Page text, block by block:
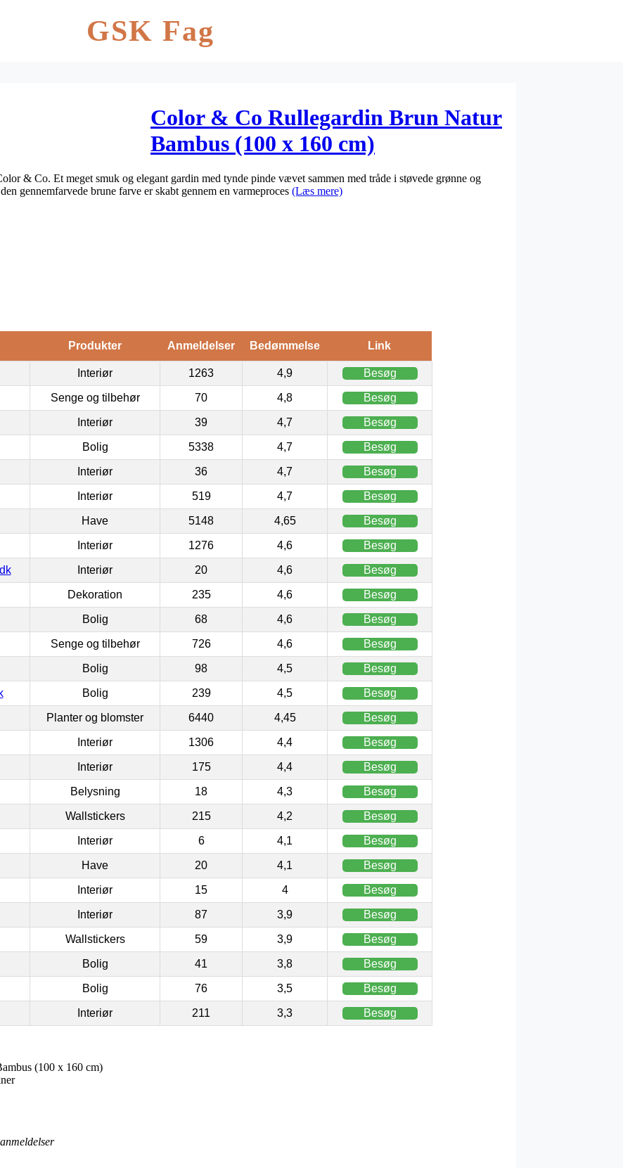
GSK Fag
Color & Co Rullegardin Brun Natur
Bambus (100 x 160 cm)
& Co. Et meget smuk og elegant gardin med tynde pinde vævet sammen med tråde i støvede grønne og
gennemfarvede brune farve er skabt gennem en varmeproces (Læs mere)
Produkter Anmeldelser Bedømmelse Link
Interiør 1263 4,9 Besøg
Senge og tilbehør 70 4,8 Besøg
Interiør 39 4,7 Besøg
Bolig 5338 4,7 Besøg
Interiør 36 4,7 Besøg
Interiør 519 4,7 Besøg
Have 5148 4,65 Besøg
Interiør 1276 4,6 Besøg
Interiør 20 4,6 Besøg
Dekoration 235 4,6 Besøg
Bolig 68 4,6 Besøg
Senge og tilbehør 726 4,6 Besøg
Bolig 98 4,5 Besøg
Bolig 239 4,5 Besøg
Planter og blomster 6440 4,45 Besøg
Interiør 1306 4,4 Besøg
Interiør 175 4,4 Besøg
Belysning 18 4,3 Besøg
Wallstickers 215 4,2 Besøg
Interiør 6 4,1 Besøg
Have 20 4,1 Besøg
Interiør 15 4 Besøg
Interiør 87 3,9 Besøg
Wallstickers 59 3,9 Besøg
Bolig 41 3,8 Besøg
Bolig 76 3,5 Besøg
Interiør 211 3,3 Besøg
(100 x 160 cm)
anmeldelser